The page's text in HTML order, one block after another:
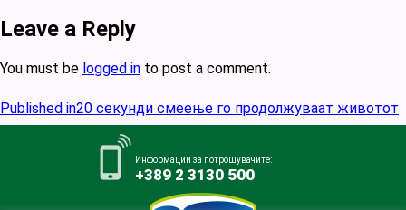
Leave a Reply
You must be logged in to post a comment.
Post
navigation
Published in20 секунди смеење го продолжуваат животот
Информации за потрошувачите:
+389 2 3130 500